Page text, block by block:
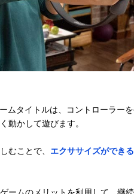
ムタイトルは、コントローラー
動かして遊びます。
むことで、 エクササイズができる